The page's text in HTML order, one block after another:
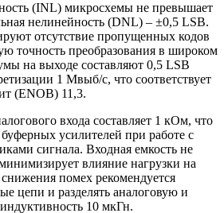
(INL) микросхемы не превышает
нелинейность (DNL) – ±0,5 LSB.
отсутствие пропущенных кодов
точность преобразования в широком
на выходе составляют 0,5 LSB
1 Мвыб/с, что соответствует
(ENOB) 11,3.
входа составляет 1 кОм, что
усилителей при работе с
сигнала. Входная емкость не
влияние нагрузки на
помех рекомендуется
цепи и разделять аналоговую и
10 мкГн.